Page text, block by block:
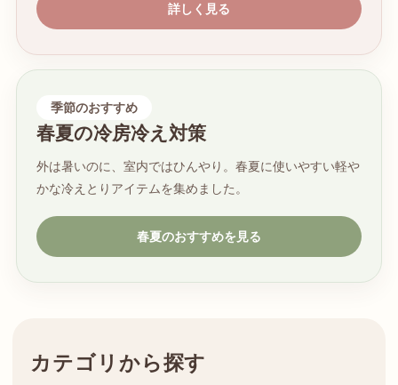
詳しく見る
季節のおすすめ
春夏の冷房冷え対策
外は暑いのに、室内ではひんやり。春夏に使いやすい軽や
かな冷えとりアイテムを集めました。
春夏のおすすめを見る
カテゴリから探す